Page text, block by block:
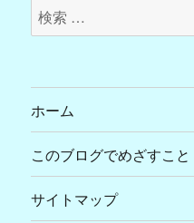
検
索
象:
ホーム
このブログでめざすこと
サイトマップ